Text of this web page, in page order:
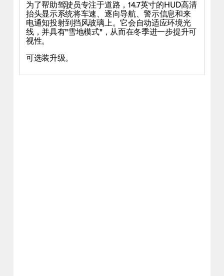
为了帮助驾驶员专注于道路，14.7英寸的HUD高清
抬头显示系统将车速、逐向导航、警示信息和来
电通知投射到挡风玻璃上。它会自动适应环境光
线，并具有"雪地模式"，从而在冬季进一步提升可
视性。
可选装升级。